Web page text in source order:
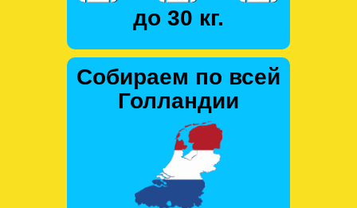
до 30 кг.
Собираем по всей
Голландии